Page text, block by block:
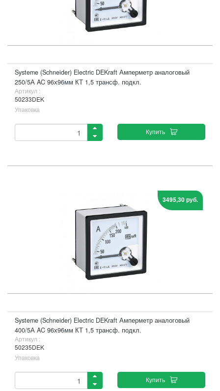
Systeme (Schneider) Electric DEKraft Амперметр аналоговый
250/5А AC 96х96мм КТ 1,5 трансф. подкл.
Артикул :
50233DEK
Упаковка
Купить
3495,30 руб.
Systeme (Schneider) Electric DEKraft Амперметр аналоговый
400/5А AC 96х96мм КТ 1,5 трансф. подкл.
Артикул :
50235DEK
Упаковка
Купить